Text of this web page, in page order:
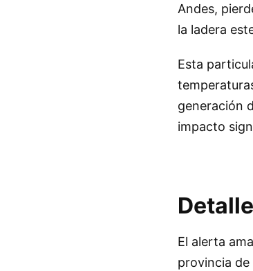
Andes,
la ladera
Esta
generación
impacto
El alerta
provincia